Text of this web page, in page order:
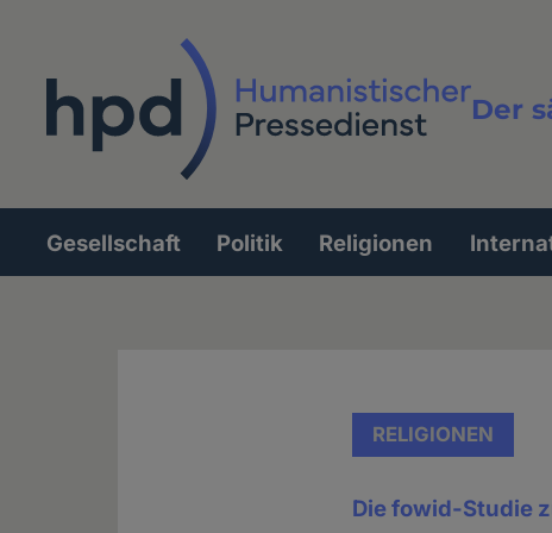
Der
Hauptnavigation
Gesellschaft Politik Religionen
RELIGIONEN
Die fowid-Studie